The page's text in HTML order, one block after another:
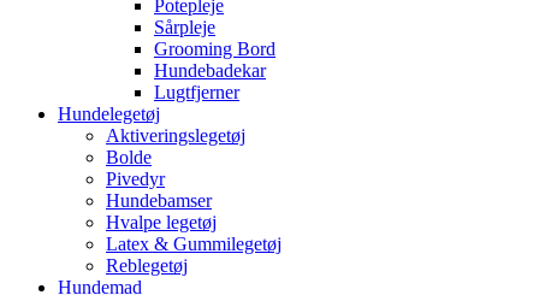
Potepleje
Sårpleje
Grooming Bord
Hundebadekar
Lugtfjerner
Hundelegetøj
Aktiveringslegetøj
Bolde
Pivedyr
Hundebamser
Hvalpe legetøj
Latex & Gummilegetøj
Reblegetøj
Hundemad